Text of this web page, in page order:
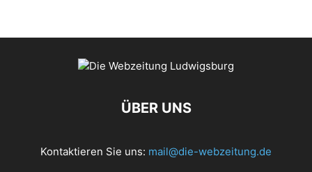
ÜBER UNS
Kontaktieren Sie uns: mail@die-webzeitung.de